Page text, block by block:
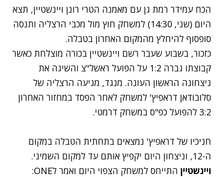
הכח עמידר רמת גן עם מאמנה הטרי רונן ויינשטיין, תצא
היום (שני, 14:30) למשחק חוץ מול מכבי הרצליה ותנסה
סופסוף להיחלץ מהמקום האחרון בטבלה.
כזכור, בשבוע שעבר רשם ויינשטיין בכורה מוצלחת כאשר
קבוצתו גברה 1:2 על הפועל ראשל"צ והשיגה את
ניצחונה הראשון העונה. מנגד, מגיעה הרצליה של
סלובודאן דראפיץ' למשחק לאחר הפסד במחזור האחרון
3:2 להפועל כפ"ס במשחק דרמטי.
חניכיו של דראפיץ' נמצאים בתחתית הטבלה במקום
ה-12, וניצחון היום יקפיץ אותם עד למקום השמיני.
ויינשטיין
התייחס למשחק הצפוי היום ואמר לONE: